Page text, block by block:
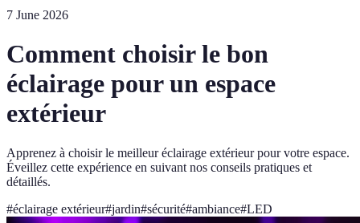
7 June 2026
Comment choisir le bon
éclairage pour un espace
extérieur
Apprenez à choisir le meilleur éclairage extérieur pour votre espace.
Éveillez cette expérience en suivant nos conseils pratiques et
détaillés.
#éclairage extérieur#jardin#sécurité#ambiance#LED